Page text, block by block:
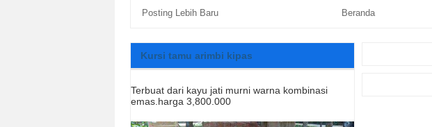
Posting Lebih Baru Beranda
Kursi tamu arimbi kipas
Terbuat dari kayu jati murni warna kombinasi
emas.harga 3,800.000